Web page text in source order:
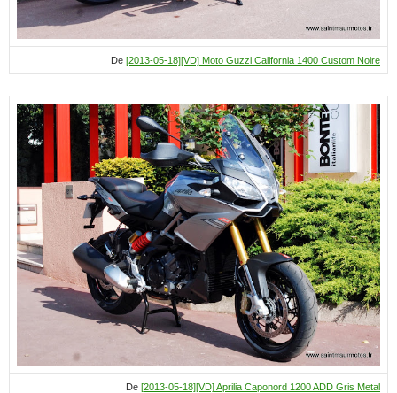
De [2013-05-18][VD] Moto Guzzi California 1400 Custom Noire
De [2013-05-18][VD] Aprilia Caponord 1200 ADD Gris Metal